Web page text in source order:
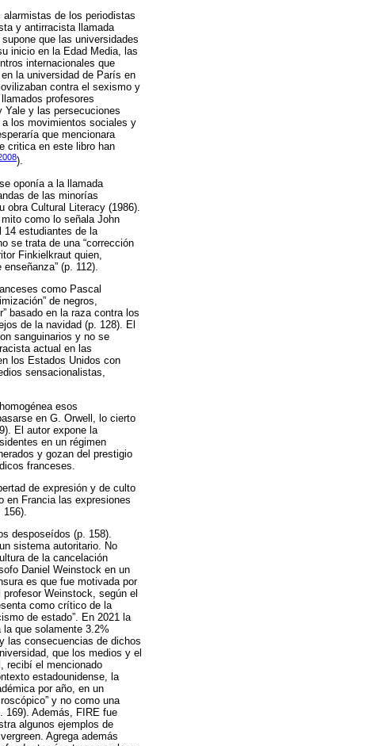
alarmistas de los periodistas
y antirracista llamada
que las universidades
inicio en la Edad Media, las
internacionales que
la universidad de París en
contra el sexismo y
profesores
Yale y las persecuciones
los movimientos sociales y
que mencionara
critica en este libro han
).
oponía a la llamada
de las minorías
Cultural Literacy (1986).
como lo señala John
14 estudiantes de la
se trata de una “corrección
Finkielkraut quien,
(p. 112).
como Pascal
de negros,
basado en la raza contra los
de la navidad (p. 128). El
sanguinarios y no se
actual en las
los Estados Unidos con
sensacionalistas,
esos
en G. Orwell, lo cierto
El autor expone la
en un régimen
y gozan del prestigio
franceses.
de expresión y de culto
en Francia las expresiones
156).
desposeídos (p. 158).
sistema autoritario. No
de la cancelación
Daniel Weinstock en un
es que fue motivada por
Weinstock, según el
como crítico de la
de estado”. En 2021 la
que solamente 3.2%
las consecuencias de dichos
que los medios y el
recibí el mencionado
estadounidense, la
por año, en un
y no como una
169). Además, FIRE fue
algunos ejemplos de
Agrega además